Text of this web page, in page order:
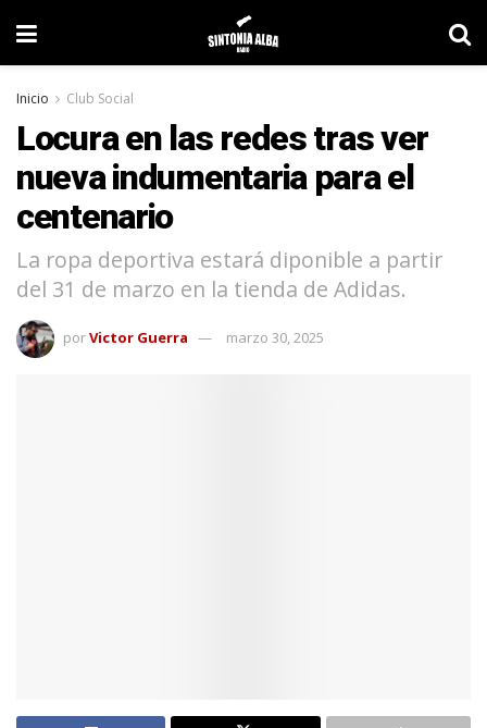
Inicio Club Social
Locura en las redes tras ver
nueva indumentaria para el
centenario
La ropa deportiva estará diponible a partir
del 31 de marzo en la tienda de Adidas.
porVictor Guerra marzo 30, 2025